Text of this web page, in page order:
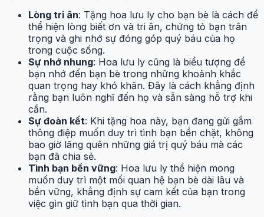
Lòng tri ân: Tặng hoa lưu ly cho bạn bè là cách để
thể hiện lòng biết ơn và tri ân, chứng tỏ bạn trân
trọng và ghi nhớ sự đóng góp quý báu của họ
trong cuộc sống.
Sự nhớ nhung: Hoa lưu ly cũng là biểu tượng để
bạn nhớ đến bạn bè trong những khoảnh khắc
quan trọng hay khó khăn. Đây là cách khẳng định
rằng bạn luôn nghĩ đến họ và sẵn sàng hỗ trợ khi
cần.
Sự đoàn kết: Khi tặng hoa này, bạn đang gửi gắm
thông điệp muốn duy trì tình bạn bền chặt, không
bao giờ lãng quên những giá trị quý báu mà các
bạn đã chia sẻ.
Tình bạn bền vững: Hoa lưu ly thể hiện mong
muốn duy trì một mối quan hệ bạn bè dài lâu và
bền vững, khẳng định sự cam kết của bạn trong
việc gìn giữ tình bạn qua thời gian.